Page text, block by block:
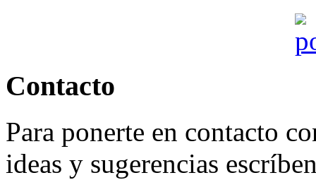
Contacto
Para ponerte en contacto
ideas y sugerencias